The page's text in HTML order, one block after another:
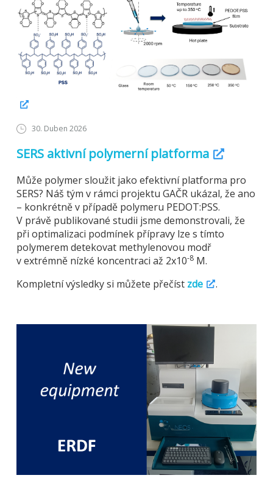
30. Duben 2026
SERS aktivní polymerní platforma
Může polymer sloužit jako efektivní platforma pro
SERS? Náš tým v rámci projektu GAČR ukázal, že ano
– konkrétně v případě polymeru PEDOT:PSS.
V právě publikované studii jsme demonstrovali, že
při optimalizaci podmínek přípravy lze s tímto
polymerem detekovat methylenovou modř
v extrémně nízké koncentraci až 2x10-8M.
Kompletní výsledky si můžete přečíst zde .